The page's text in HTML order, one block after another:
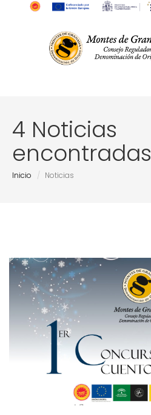
4 Noticias
encontradas
Inicio Noticias